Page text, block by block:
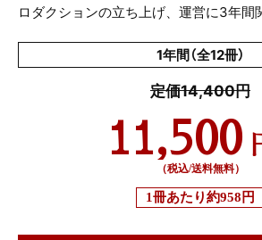
ロダクションの立ち上げ、運営に3年間
1年間（全12冊）
定価14,400円
11,500
（税込/送料無料）
1冊あたり約958円